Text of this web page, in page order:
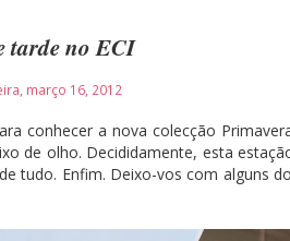
tarde no ECI
março 16, 2012
conhecer a nova colecção
de olho. Decididamente, esta
tudo. Enfim. Deixo-vos com alguns